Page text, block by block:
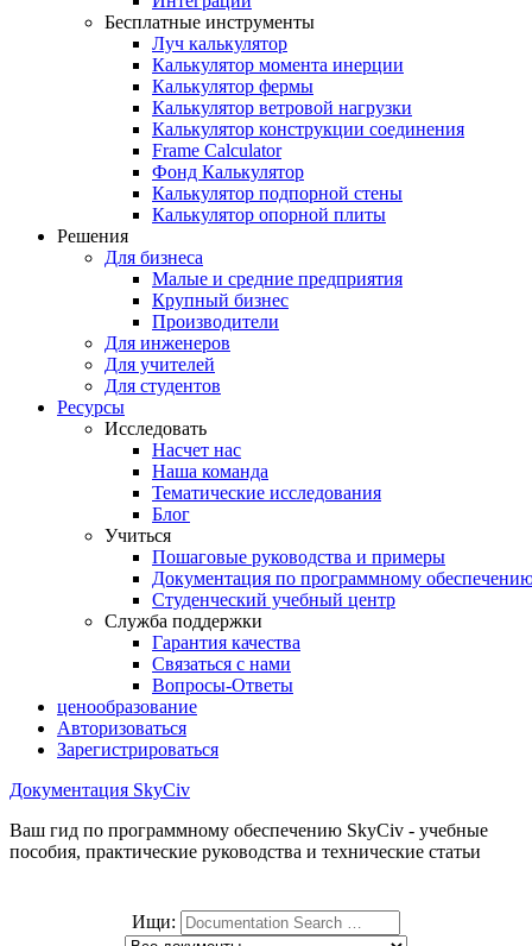
Бесплатные инструменты
Луч калькулятор
Калькулятор момента инерции
Калькулятор фермы
Калькулятор ветровой нагрузки
Калькулятор конструкции соединения
Frame Calculator
Фонд Калькулятор
Калькулятор подпорной стены
Калькулятор опорной плиты
Решения
Для бизнеса
Малые и средние предприятия
Крупный бизнес
Производители
Для инженеров
Для учителей
Для студентов
Ресурсы
Исследовать
Насчет нас
Наша команда
Тематические исследования
Блог
Учиться
Пошаговые руководства и примеры
Документация по программному
Студенческий учебный центр
Служба поддержки
Гарантия качества
Связаться с нами
Вопросы-Ответы
ценообразование
Авторизоваться
Зарегистрироваться
Документация SkyCiv
Ваш гид по программному обеспечению SkyCiv - учебные
пособия, практические руководства и технические статьи
Ищи: